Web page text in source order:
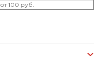
от 100 руб.